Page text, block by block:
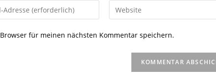
Gib
deine
für meinen nächsten Kommentar speichern.